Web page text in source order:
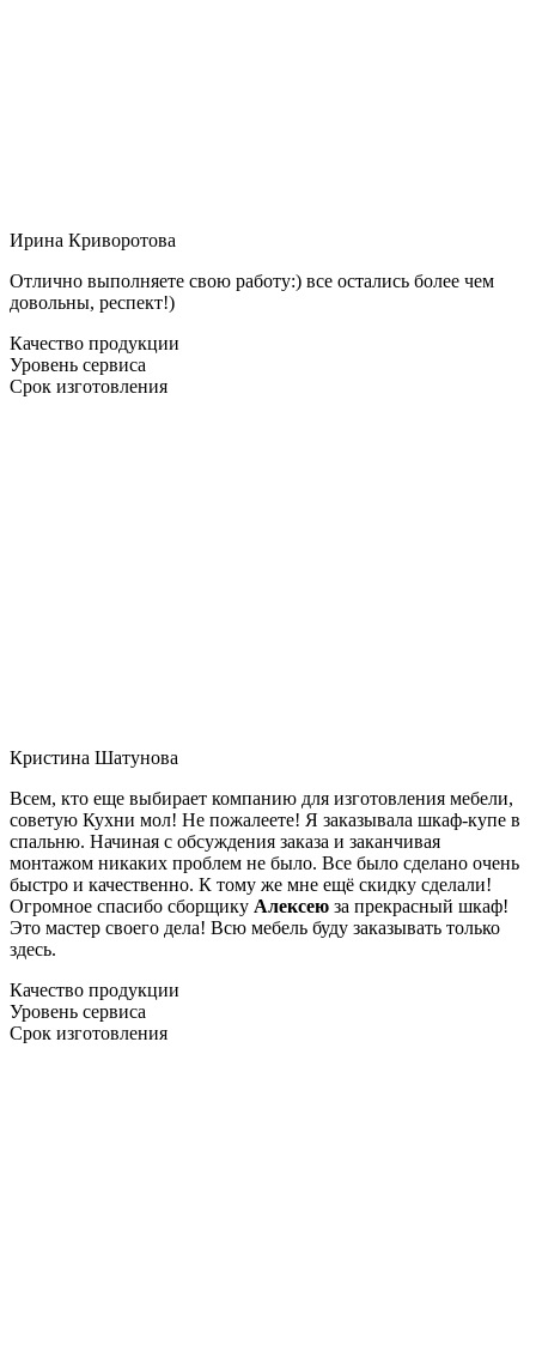
Ирина Криворотова
Отлично выполняете свою работу:) все остались более чем
довольны, респект!)
Качество продукции
Уровень сервиса
Срок изготовления
Кристина Шатунова
Всем, кто еще выбирает компанию для изготовления мебели,
советую Кухни мол! Не пожалеете! Я заказывала шкаф-купе в
спальню. Начиная с обсуждения заказа и заканчивая
монтажом никаких проблем не было. Все было сделано очень
быстро и качественно. К тому же мне ещё скидку сделали!
Огромное спасибо сборщику Алексею за прекрасный шкаф!
Это мастер своего дела! Всю мебель буду заказывать только
здесь.
Качество продукции
Уровень сервиса
Срок изготовления